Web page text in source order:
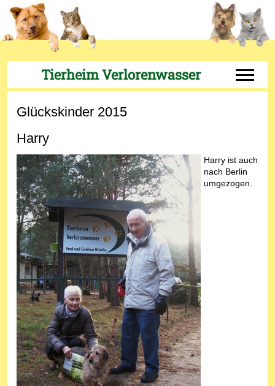
Tierheim Verlorenwasser Off-
Glückskinder 2015
Harry
Harry ist auch
nach Berlin
umgezogen.